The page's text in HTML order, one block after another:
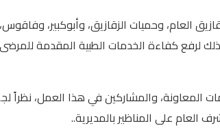
لمناظير الجهاز الهضمي، بمستشفى “الزقازيق العام، وحميات الزقازيق،
لرفع كفاءة الخدمات الطبية المقدمة
المعاونة، والمشاركين في هذا العمل،
العام على المناظير بالمديرية..